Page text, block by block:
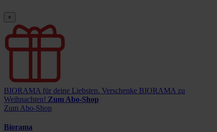
×
BIORAMA für deine Liebsten. Verschenke BIORAMA zu
Weihnachten! Zum Abo-Shop
Zum Abo-Shop
Biorama